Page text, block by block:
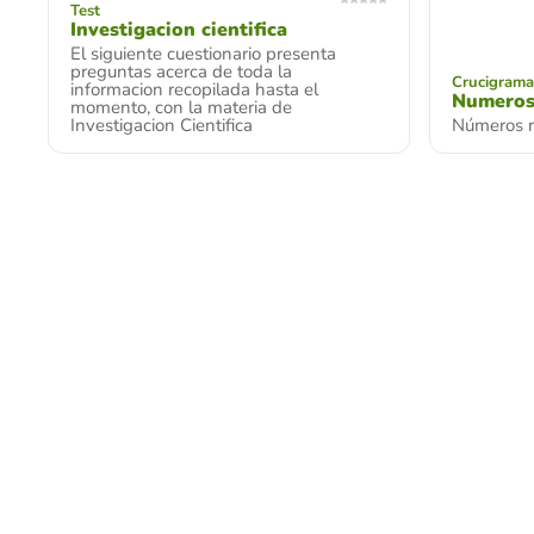
Test
Investigacion cientifica
El siguiente cuestionario presenta
preguntas acerca de toda la
informacion recopilada hasta el
momento, con la materia de
Investigacion Cientifica
Crucigrama
Numeros
Números